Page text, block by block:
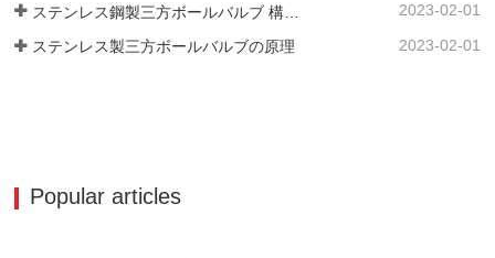
2023-02-01
ステンレス製三方ボールバルブの原理 2023-02-01
Popular articles